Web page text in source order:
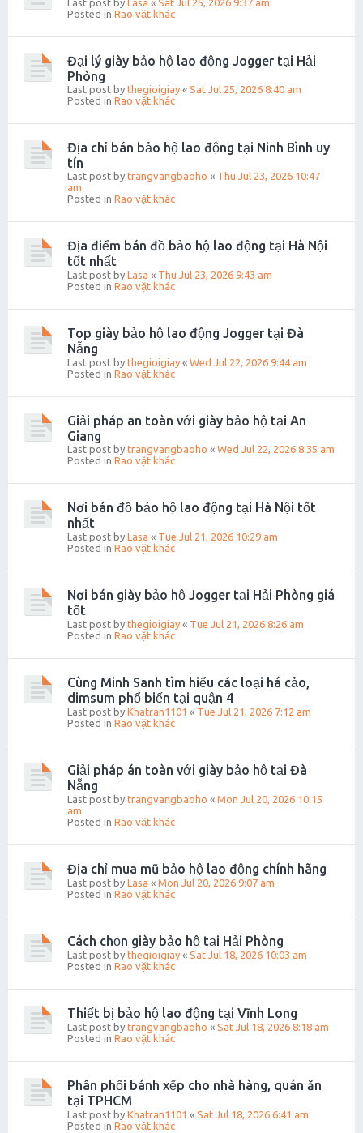
Last post by Lasa « Sat Jul 25, 2026 9:37 am
Posted in Rao vặt khác
Đại lý giày bảo hộ lao động Jogger tại Hải
Phòng
Last post by thegioigiay « Sat Jul 25, 2026 8:40 am
Posted in Rao vặt khác
Địa chỉ bán bảo hộ lao động tại Ninh Bình uy
tín
Last post by trangvangbaoho « Thu Jul 23, 2026 10:47
am
Posted in Rao vặt khác
Địa điểm bán đồ bảo hộ lao động tại Hà Nội
tốt nhất
Last post by Lasa « Thu Jul 23, 2026 9:43 am
Posted in Rao vặt khác
Top giày bảo hộ lao động Jogger tại Đà
Nẵng
Last post by thegioigiay « Wed Jul 22, 2026 9:44 am
Posted in Rao vặt khác
Giải pháp an toàn với giày bảo hộ tại An
Giang
Last post by trangvangbaoho « Wed Jul 22, 2026 8:35 am
Posted in Rao vặt khác
Nơi bán đồ bảo hộ lao động tại Hà Nội tốt
nhất
Last post by Lasa « Tue Jul 21, 2026 10:29 am
Posted in Rao vặt khác
Nơi bán giày bảo hộ Jogger tại Hải Phòng giá
tốt
Last post by thegioigiay « Tue Jul 21, 2026 8:26 am
Posted in Rao vặt khác
Cùng Minh Sanh tìm hiểu các loại há cảo,
dimsum phổ biến tại quận 4
Last post by Khatran1101 « Tue Jul 21, 2026 7:12 am
Posted in Rao vặt khác
Giải pháp án toàn với giày bảo hộ tại Đà
Nẵng
Last post by trangvangbaoho « Mon Jul 20, 2026 10:15
am
Posted in Rao vặt khác
Địa chỉ mua mũ bảo hộ lao động chính hãng
Last post by Lasa « Mon Jul 20, 2026 9:07 am
Posted in Rao vặt khác
Cách chọn giày bảo hộ tại Hải Phòng
Last post by thegioigiay « Sat Jul 18, 2026 10:03 am
Posted in Rao vặt khác
Thiết bị bảo hộ lao động tại Vĩnh Long
Last post by trangvangbaoho « Sat Jul 18, 2026 8:18 am
Posted in Rao vặt khác
Phân phối bánh xếp cho nhà hàng, quán ăn
tại TPHCM
Last post by Khatran1101 « Sat Jul 18, 2026 6:41 am
Posted in Rao vặt khác